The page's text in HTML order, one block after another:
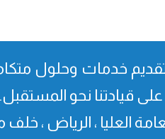
خدمات وحلول
قیادتنا نحو المستقبل.
العليا ، الرياض ، خلف